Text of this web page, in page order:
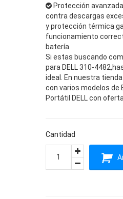
Protección
contra descargas
y protección térmica
funcionamiento
batería.
Si estas buscando
para DELL 310-
ideal. En nuestra
con varios modelos de
Portátil DELL con
Cantidad